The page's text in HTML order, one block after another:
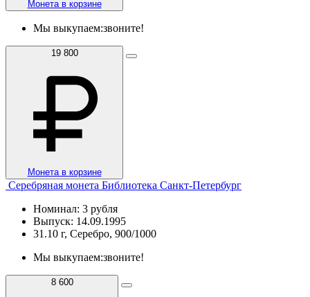
Монета в корзине
Мы выкупаем:звоните!
19 800
Монета в корзине
Серебряная монета Библиотека Санкт-Петербург
Номинал: 3 рубля
Выпуск: 14.09.1995
31.10 г, Серебро, 900/1000
Мы выкупаем:звоните!
8 600